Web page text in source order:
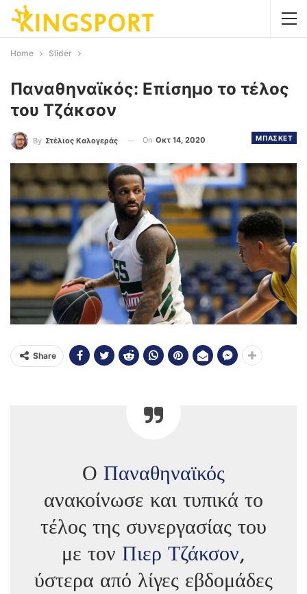
Home Slider
Παναθηναϊκός: Επίσημο το τέλος
του Τζάκσον
ΜΠΑΣΚΕΤ
By Στέλιος Καλογεράς On Οκτ 14, 2020
Share
Ο Παναθηναϊκός
ανακοίνωσε και τυπικά το
τέλος της συνεργασίας του
με τον Πιερ Τζάκσον,
ύστερα από λίγες εβδομάδες